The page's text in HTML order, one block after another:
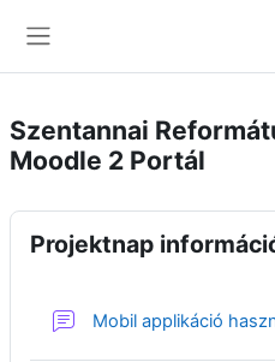
Szentannai
Moodle 2 Portál
Projektnap
Mobil applikáció